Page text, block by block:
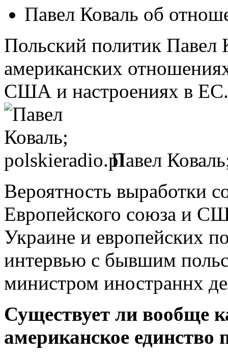
Павел Коваль об
Польский политик Павел
американских
США и настроениях в ЕС.
Павел
Вероятность выработки
Европейского союза и
Украине и европейских
интервью с бывшим
министром иностраннх
Существует ли вообще
американское